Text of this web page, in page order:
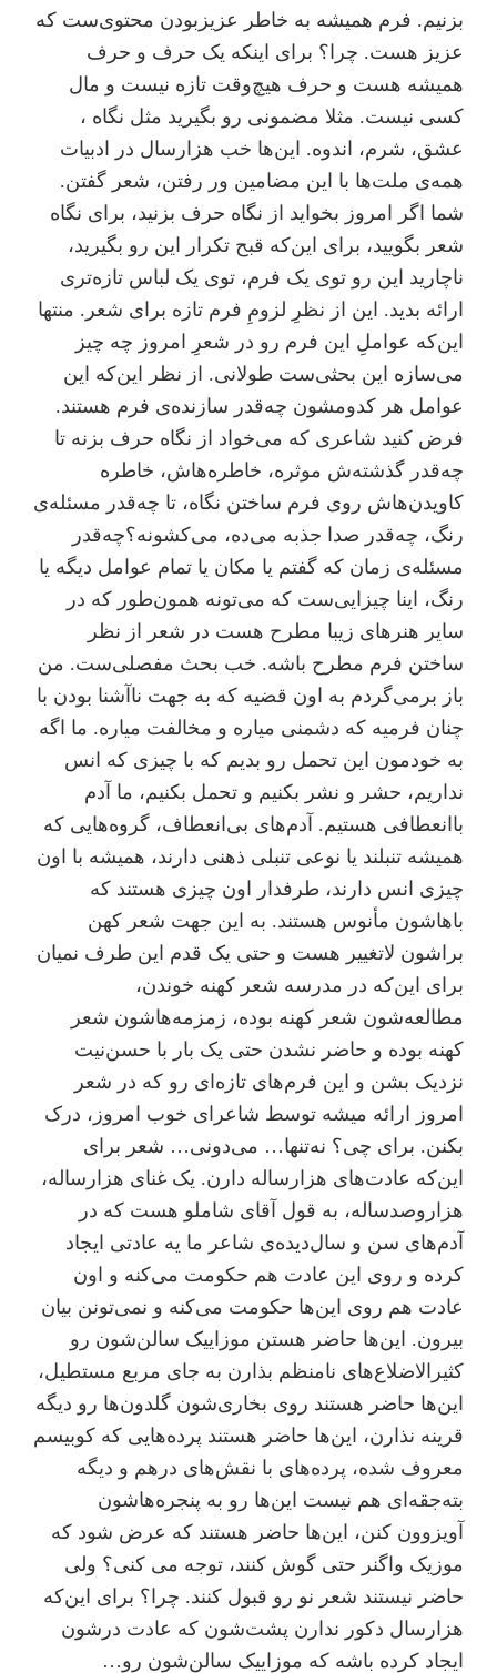
بزنیم. فرم همیشه به خاطر عزیزبودن محتوی‌ست که
عزیز هست. چرا؟ برای اینکه یک حرف و حرف
همیشه هست و حرف هیچ‌وقت تازه ‌نیست و مال
کسی نیست. مثلا مضمونی رو بگیرید مثل نگاه ،
عشق، شرم، اندوه. این‌ها خب هزارسال در ادبیات
همه‌ی ملت‌ها با این مضامین ور رفتن، شعر گفتن.
شما اگر امروز بخواید از نگاه حرف بزنید، برای نگاه
شعر بگویید، برای این‌که قبح تکرار این رو بگیرید،
ناچارید این رو توی یک فرم، توی یک لباس تازه‌تری
ارائه بدید. این از نظرِ لزومِ فرم تازه برای شعر. منتها
این‌که عواملِ این فرم رو در شعرِ امروز چه چیز
می‌سازه این بحثی‌ست طولانی. از نظر این‌که این
عوامل هر کدومشون چه‌قدر سازنده‌ی فرم هستند.
فرض کنید شاعری که می‌خواد از نگاه حرف بزنه تا
چه‌قدر گذشته‌ش موثره، خاطره‌هاش، خاطره
کاویدن‌هاش روی فرم ساختن نگاه، تا چه‌قدر مسئله‌ی
رنگ، چه‌قدر صدا جذبه می‌ده، می‌کشونه؟چه‌قدر
مسئله‌ی زمان که گفتم یا مکان یا تمام عوامل دیگه یا
رنگ، اینا چیزایی‌ست که می‌تونه همون‌طور که در
سایر هنرهای زیبا مطرح هست در شعر از نظر
ساختن فرم مطرح باشه. خب بحث مفصلی‌ست. من
باز برمی‌گردم به اون قضیه که به جهت ناآشنا بودن با
چنان فرمیه که دشمنی میاره و مخالفت میاره. ما اگه
به خودمون ‌این تحمل رو بدیم که با چیزی که انس
نداریم، حشر و نشر بکنیم و تحمل بکنیم، ما آدم
باانعطافی هستیم. آدم‌های بی‌انعطاف، گروه‌هایی که
همیشه تنبلند یا نوعی تنبلی ذهنی دارند، همیشه با اون
چیزی انس دارند، طرفدار اون چیزی هستند که
باهاشون مأنوس هستند. به این جهت شعر کهن
براشون لاتغییر هست و حتی یک قدم این طرف نمیان
برای این‌که در مدرسه شعر کهنه خوندن،
مطالعه‌شون شعر کهنه بوده، زمزمه‌هاشون شعر
کهنه بوده و حاضر نشدن حتی یک بار با حسن‌نیت
نزدیک بشن و این فرم‌های تازه‌ای رو که در شعر
امروز ارائه میشه توسط شاعرای خوب امروز، درک
بکنن. برای چی؟ نه‌تنها… می‌دونی… شعر برای
این‌که عادت‌های هزارساله دارن. یک غنای هزار‌ساله،
هزار‌و‌صد‌ساله، به قول آقای شاملو هست که در
آدم‌های سن و سال‌دیده‌ی شاعر ما یه عادتی ایجاد
کرده و روی این عادت هم حکومت می‌کنه و اون
عادت هم روی این‌ها حکومت می‌کنه و نمی‌تونن بیان
بیرون. این‌ها حاضر هستن موزاییک سالن‌شون رو
کثیر‌الاضلاع‌های نامنظم بذارن به جای مربع مستطیل،
این‌ها حاضر هستند روی بخاری‌شون گلدون‌ها رو دیگه
قرینه نذارن، این‌ها حاضر هستند پرده‌هایی که کوبیسم
معروف شده، پرده‌های با نقش‌های درهم و دیگه
بته‌جقه‌ای هم نیست این‌ها رو به پنجره‌هاشون
آویزوون کنن، این‌ها حاضر هستند که عرض شود که
موزیک واگنر حتی گوش کنند، توجه می کنی؟ ولی
حاضر نیستند شعر نو رو قبول کنند. چرا؟ برای این‌که
هزارسال دکور ندارن پشت‌شون که عادت درشون
ایجاد کرده باشه که موزاییک سالن‌شون رو…